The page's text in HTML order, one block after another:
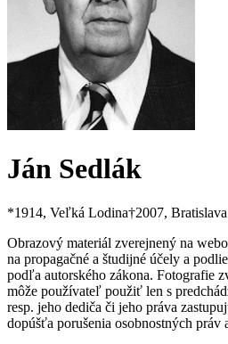
Ján Sedlák
*1914, Veľká Lodina†2007, Bratislava
Obrazový materiál zverejnený na
na propagačné a študijné účely a
podľa autorského zákona. Fotografie
môže používateľ použiť len s
resp. jeho dediča či jeho práva
dopúšťa porušenia osobnostných práv